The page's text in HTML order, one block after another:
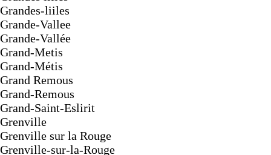
Grandes-liiles
Grande-Vallee
Grande-Vallée
Grand-Metis
Grand-Métis
Grand Remous
Grand-Remous
Grand-Saint-Eslirit
Grenville
Grenville sur la Rouge
Grenville-sur-la-Rouge